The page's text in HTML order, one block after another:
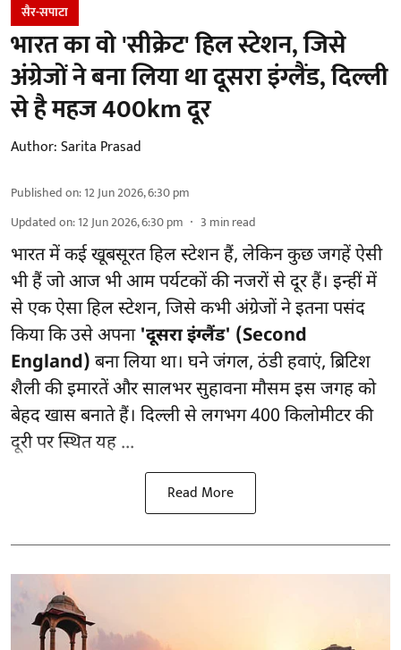
सैर-सपाटा
भारत का वो 'सीक्रेट' हिल स्टेशन, जिसे
अंग्रेजों ने बना लिया था दूसरा इंग्लैंड, दिल्ली
से है महज 400km दूर
Author:Sarita Prasad
Published on:12 Jun 2026, 6:30 pm
Updated on:12 Jun 2026, 6:30 pm 3 min read
भारत में कई खूबसूरत हिल स्टेशन हैं, लेकिन कुछ जगहें ऐसी
भी हैं जो आज भी आम पर्यटकों की नजरों से दूर हैं। इन्हीं में
से एक ऐसा हिल स्टेशन, जिसे कभी अंग्रेजों ने इतना पसंद
किया कि उसे अपना 'दूसरा इंग्लैंड' (Second
England) बना लिया था। घने जंगल, ठंडी हवाएं, ब्रिटिश
शैली की इमारतें और सालभर सुहावना मौसम इस जगह को
बेहद खास बनाते हैं। दिल्ली से लगभग 400 किलोमीटर की
दूरी पर स्थित यह ...
Read More